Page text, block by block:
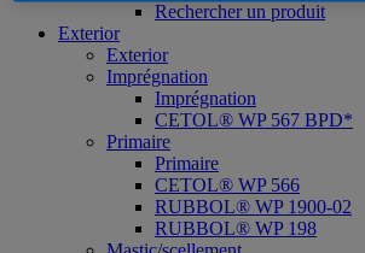
Rechercher un produit
Exterior
Exterior
Imprégnation
Imprégnation
CETOL® WP 567 BPD*
Primaire
Primaire
CETOL® WP 566
RUBBOL® WP 1900-02
RUBBOL® WP 198